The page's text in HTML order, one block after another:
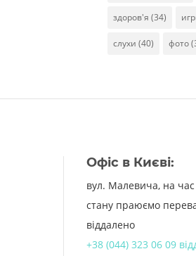
здоров'я (34)
слухи (40) фото
Офіс в Києві:
вул. Малевича, на
стану праюємо
віддалено
+38 (044) 323 06 09